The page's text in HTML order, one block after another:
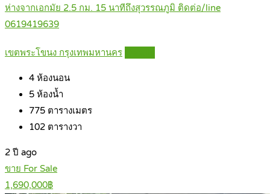
ห่างจากเอกมัย 2.5 กม. 15 นาทีถึงสุวรรณภูมิ ติดต่อ/line
0619419639
เขตพระโขนง กรุงเทพมหานคร
4 ห้องนอน
5 ห้องน้ำ
775 ตารางเมตร
102 ตารางวา
2 ปี ago
ขาย For Sale
1,690,000฿